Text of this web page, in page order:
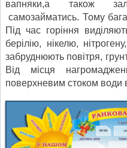
вапняки,а також
самозайматись. Тому
Під час горіння
берілію, нікелю,
забруднюють повітря,
Від місця
поверхневим стоком води